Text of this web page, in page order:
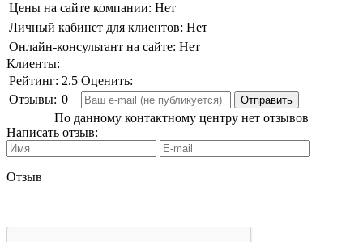
Цены на сайте компании: Нет
Личный кабинет для клиентов: Нет
Онлайн-консультант на сайте: Нет
Клиенты:
Рейтинг: 2.5 Оценить:
Отзывы: 0
По данному контактному центру нет отзывов
Написать отзыв:
Отзыв